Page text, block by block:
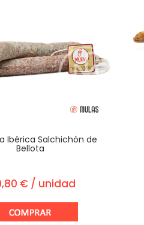
Ibérica Salchichón de
Bellota
€ / unidad